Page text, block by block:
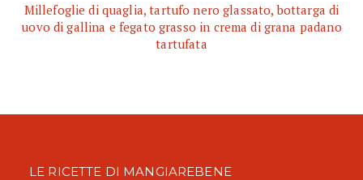
Millefoglie di quaglia, tartufo nero glassato, bottarga di
uovo di gallina e fegato grasso in crema di grana padano
tartufata
LE RICETTE DI MANGIAREBENE